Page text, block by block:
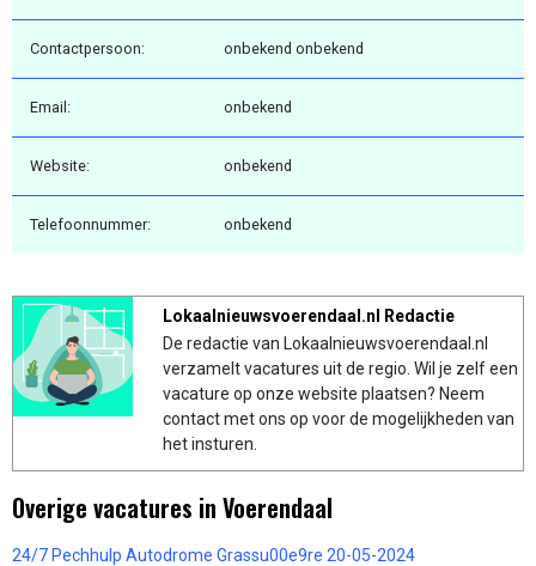
Contactpersoon: onbekend onbekend
Email: onbekend
Website: onbekend
Telefoonnummer: onbekend
Lokaalnieuwsvoerendaal.nl Redactie
De redactie van Lokaalnieuwsvoerendaal.nl
verzamelt vacatures uit de regio. Wil je zelf een
vacature op onze website plaatsen? Neem
contact met ons op voor de mogelijkheden van
het insturen.
Overige vacatures in Voerendaal
24/7 Pechhulp Autodrome Grassu00e9re 20-05-2024